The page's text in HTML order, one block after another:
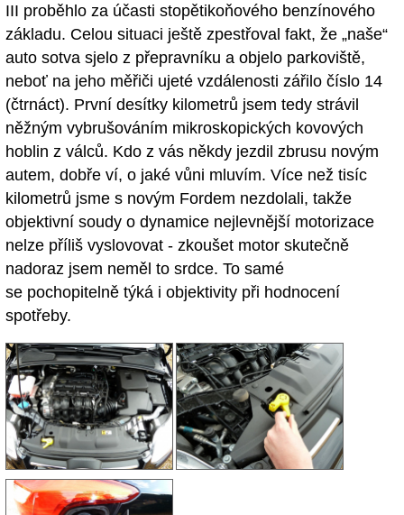
III proběhlo za účasti stopětikoňového benzínového
základu. Celou situaci ještě zpestřoval fakt, že „naše“
auto sotva sjelo z přepravníku a objelo parkoviště,
neboť na jeho měřiči ujeté vzdálenosti zářilo číslo 14
(čtrnáct). První desítky kilometrů jsem tedy strávil
něžným vybrušováním mikroskopických kovových
hoblin z válců. Kdo z vás někdy jezdil zbrusu novým
autem, dobře ví, o jaké vůni mluvím. Více než tisíc
kilometrů jsme s novým Fordem nezdolali, takže
objektivní soudy o dynamice nejlevnější motorizace
nelze příliš vyslovovat - zkoušet motor skutečně
nadoraz jsem neměl to srdce. To samé
se pochopitelně týká i objektivity při hodnocení
spotřeby.